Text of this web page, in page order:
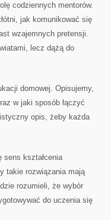
codziennych mentorów.
jak komunikować się
wzajemnych pretensji.
lecz dążą do
domowej. Opisujemy,
w jaki sposób łączyć
opis, żeby każda
sens kształcenia
takie rozwiązania mają
rozumieli, że wybór
do uczenia się